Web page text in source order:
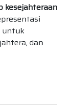
kesejahteraan
untuk
dan